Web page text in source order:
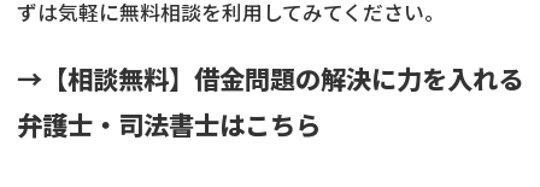
ずは気軽に無料相談を利用してみてください。
→【相談無料】借金問題の解決に力を入れる
弁護士・司法書士はこちら